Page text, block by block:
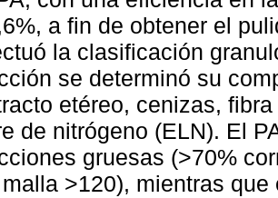
a fin de obtener el
la clasificación
se determinó su
etéreo, cenizas,
de nitrógeno (ELN). El
gruesas (>70%
>120), mientras